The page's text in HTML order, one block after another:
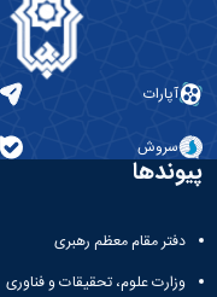
پایان
ها
ترم
بندی
شناسی
تحقیقاتی
آزمایشگاه
و
کنترل
کیفی
آپارات
سروش
پیوندها
دفتر مقام معظم رهبری
وزارت علوم، تحقیقات و فناوری